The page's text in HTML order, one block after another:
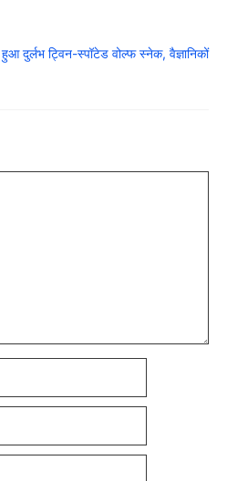
हुआ दुर्लभ ट्विन-स्पॉटेड वोल्फ स्नेक, वैज्ञानिकों